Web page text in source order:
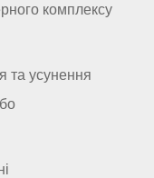
комплексу
та усунення